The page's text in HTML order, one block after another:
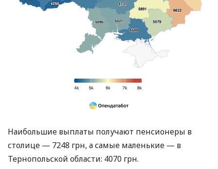
Наибольшие выплаты получают пенсионеры в
столице — 7248 грн, а самые маленькие — в
Тернопольской области: 4070 грн.